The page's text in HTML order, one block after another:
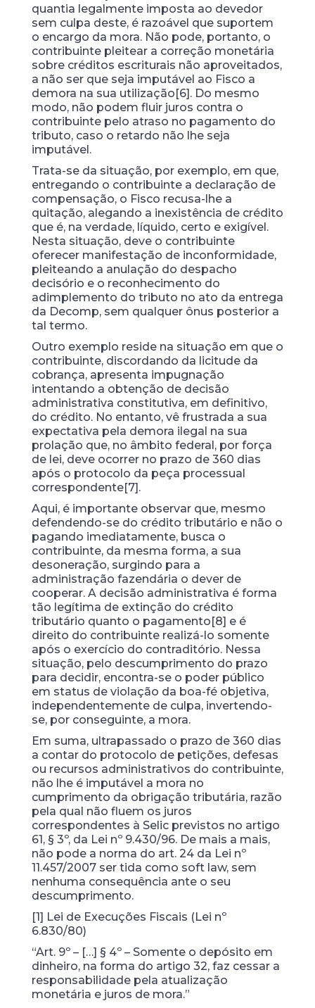
quantia legalmente imposta ao devedor
sem culpa deste, é razoável que suportem
o encargo da mora. Não pode, portanto, o
contribuinte pleitear a correção monetária
sobre créditos escriturais não aproveitados,
a não ser que seja imputável ao Fisco a
demora na sua utilização[6]. Do mesmo
modo, não podem fluir juros contra o
contribuinte pelo atraso no pagamento do
tributo, caso o retardo não lhe seja
imputável.
Trata-se da situação, por exemplo, em que,
entregando o contribuinte a declaração de
compensação, o Fisco recusa-lhe a
quitação, alegando a inexistência de crédito
que é, na verdade, líquido, certo e exigível.
Nesta situação, deve o contribuinte
oferecer manifestação de inconformidade,
pleiteando a anulação do despacho
decisório e o reconhecimento do
adimplemento do tributo no ato da entrega
da Decomp, sem qualquer ônus posterior a
tal termo.
Outro exemplo reside na situação em que o
contribuinte, discordando da licitude da
cobrança, apresenta impugnação
intentando a obtenção de decisão
administrativa constitutiva, em definitivo,
do crédito. No entanto, vê frustrada a sua
expectativa pela demora ilegal na sua
prolação que, no âmbito federal, por força
de lei, deve ocorrer no prazo de 360 dias
após o protocolo da peça processual
correspondente[7].
Aqui, é importante observar que, mesmo
defendendo-se do crédito tributário e não o
pagando imediatamente, busca o
contribuinte, da mesma forma, a sua
desoneração, surgindo para a
administração fazendária o dever de
cooperar. A decisão administrativa é forma
tão legítima de extinção do crédito
tributário quanto o pagamento[8] e é
direito do contribuinte realizá-lo somente
após o exercício do contraditório. Nessa
situação, pelo descumprimento do prazo
para decidir, encontra-se o poder público
em status de violação da boa-fé objetiva,
independentemente de culpa, invertendo-
se, por conseguinte, a mora.
Em suma, ultrapassado o prazo de 360 dias
a contar do protocolo de petições, defesas
ou recursos administrativos do contribuinte,
não lhe é imputável a mora no
cumprimento da obrigação tributária, razão
pela qual não fluem os juros
correspondentes à Selic previstos no artigo
61, § 3º, da Lei nº 9.430/96. De mais a mais,
não pode a norma do art. 24 da Lei nº
11.457/2007 ser tida como soft law, sem
nenhuma consequência ante o seu
descumprimento.
[1] Lei de Execuções Fiscais (Lei nº
6.830/80)
“Art. 9º – […] § 4º – Somente o depósito em
dinheiro, na forma do artigo 32, faz cessar a
responsabilidade pela atualização
monetária e juros de mora.”